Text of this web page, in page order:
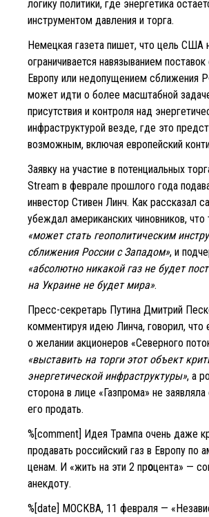
логику политики, где энергетика
инструментом давления и торга.
Немецкая газета пишет, что цель США
ограничивается навязыванием
Европу или недопущением сближения
может идти о более масштабной
присутствия и контроля над
инфраструктурой везде, где это
возможным, включая европейский
Заявку на участие в потенциальных
Stream в феврале прошлого года
инвестор Стивен Линч. Как рассказал
убеждал американских чиновников, что
«может стать геополитическим
сближения России с Западом», и
«абсолютно никакой газ не будет
на Украине не будет мира».
Пресс-секретарь Путина Дмитрий
комментируя идею Линча, говорил, что
о желании акционеров «Северного
«выставить на торги этот объект
энергетической инфраструктуры», а
сторона в лице «Газпрома» не
его продать.
%[comment] Идея Трампа очень даже
продавать российский газ в Европу по
ценам. И «жить на эти 2 процента» —
анекдоту.
%[date] МОСКВА, 11 февраля —